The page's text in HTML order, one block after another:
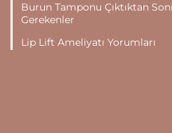
Burun Tamponu Çıktıktan
Gerekenler
Lip Lift Ameliyatı Yorumları